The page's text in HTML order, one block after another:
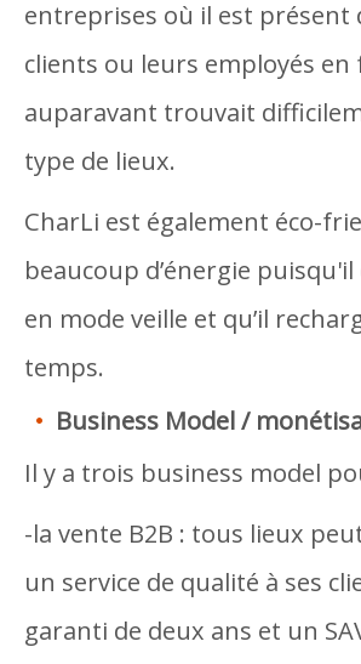
entreprises où il est présent
clients ou leurs employés
auparavant trouvait
type de lieux.
CharLi est également éco-
beaucoup d’énergie
en mode veille et qu’il
temps.
Business Model /
Il y a trois business model
-la vente B2B : tous lieux
un service de qualité à ses
garanti de deux ans et un